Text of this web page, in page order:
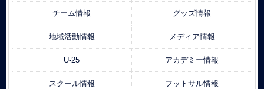
チーム情報 グッズ情報
地域活動情報 メディア情報
U-25 アカデミー情報
スクール情報 フットサル情報